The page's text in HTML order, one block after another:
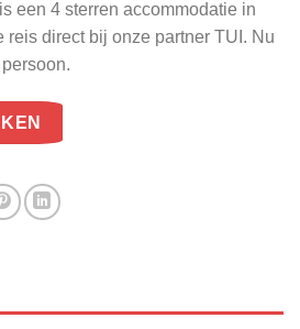
een 4 sterren accommodatie in
reis direct bij onze partner TUI. Nu